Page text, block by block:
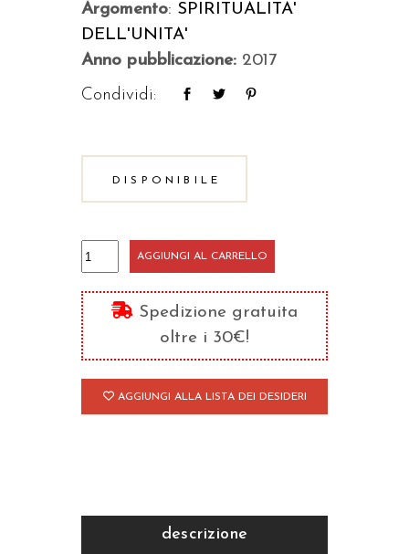
Argomento: SPIRITUALITA'
DELL'UNITA'
Anno pubblicazione: 2017
Condividi:
DISPONIBILE
Sarai
tutta
nuova
quantità
AGGIUNGI AL CARRELLO
Spedizione gratuita
oltre i 30€!
AGGIUNGI ALLA LISTA DEI DESIDERI
descrizione